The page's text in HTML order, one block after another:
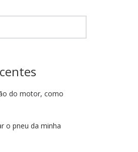
do motor, como
o pneu da minha